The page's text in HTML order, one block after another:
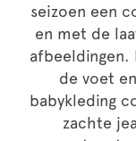
seizoen een
en met de
afbeeldingen.
de voet
babykleding
zachte